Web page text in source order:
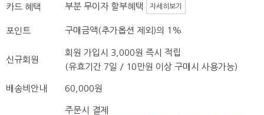
카드 혜택 부분 무이자 할부혜택 자세히보기
포인트 구매금액(추가옵션 제외)의 1%
신규회원
회원 가입시 3,000원 즉시 적립
(유효기간 7일 / 10만원 이상 구매시 사용가능)
배송비안내 60,000원
주문시 결제